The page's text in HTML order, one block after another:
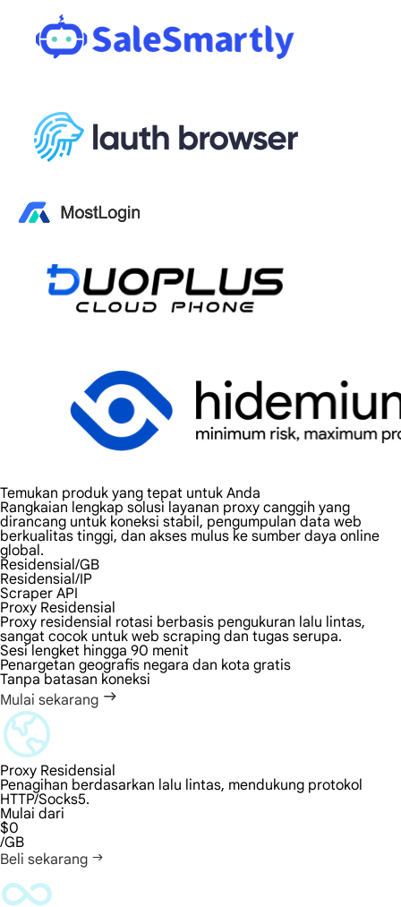
Temukan produk yang tepat untuk Anda
Rangkaian lengkap solusi layanan proxy canggih yang
dirancang untuk koneksi stabil, pengumpulan data web
berkualitas tinggi, dan akses mulus ke sumber daya online
global.
Residensial/GB
Residensial/IP
Scraper API
Proxy Residensial
Proxy residensial rotasi berbasis pengukuran lalu lintas,
sangat cocok untuk web scraping dan tugas serupa.
Sesi lengket hingga 90 menit
Penargetan geografis negara dan kota gratis
Tanpa batasan koneksi
Mulai sekarang
Proxy Residensial
Penagihan berdasarkan lalu lintas, mendukung protokol
HTTP/Socks5.
Mulai dari
$0
/GB
Beli sekarang